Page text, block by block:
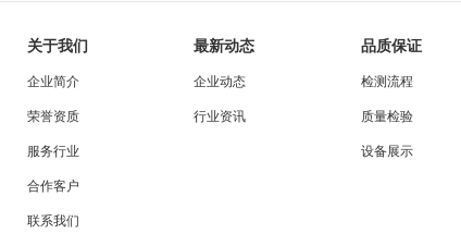
关于我们
企业简介
荣誉资质
服务行业
合作客户
联系我们
最新动态
企业动态
行业资讯
品质保证
检测流程
质量检验
设备展示